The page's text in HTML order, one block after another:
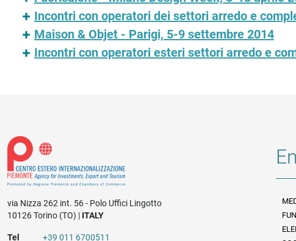
Incontri con operatori dei settori arredo e
Maison & Objet - Parigi, 5-9 settembre 2014
Incontri con operatori esteri settori arredo e
via Nizza 262 int. 56 - Polo Uffici Lingotto
10126 Torino (TO) | ITALY
Tel +39 011 6700511